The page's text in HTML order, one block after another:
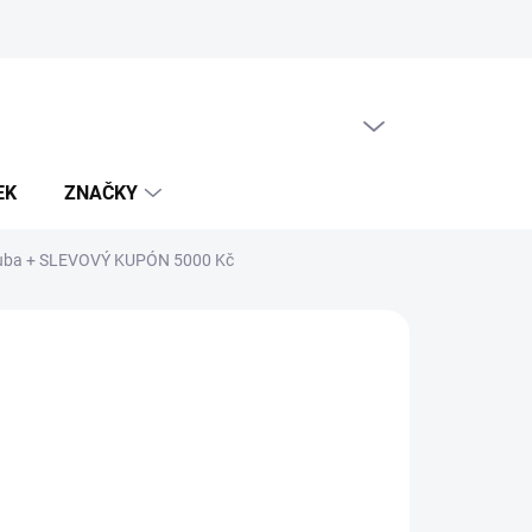
ZNAČKY
+ SLEVOVÝ KUPÓN 5000 Kč